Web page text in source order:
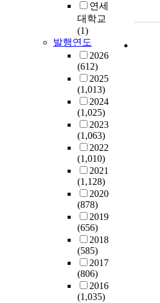
연세
대학교
(1)
발행연도
2026
(612)
2025
(1,013)
2024
(1,025)
2023
(1,063)
2022
(1,010)
2021
(1,128)
2020
(878)
2019
(656)
2018
(585)
2017
(806)
2016
(1,035)